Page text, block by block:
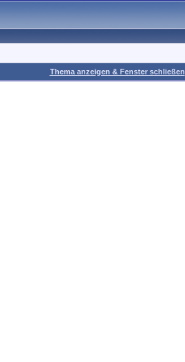
Thema anzeigen & Fenster schließen